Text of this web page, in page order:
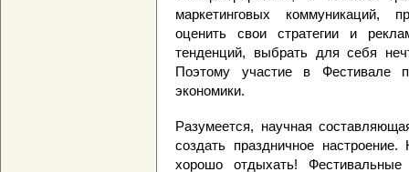
маркетинговых коммуникаций,
оценить свои стратегии и
тенденций, выбрать для себя
Поэтому участие в Фестивале
экономики.
Разумеется, научная
создать праздничное
хорошо отдыхать!